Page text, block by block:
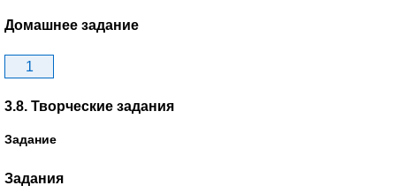
Домашнее задание
1
3.8. Творческие задания
Задание
Задания